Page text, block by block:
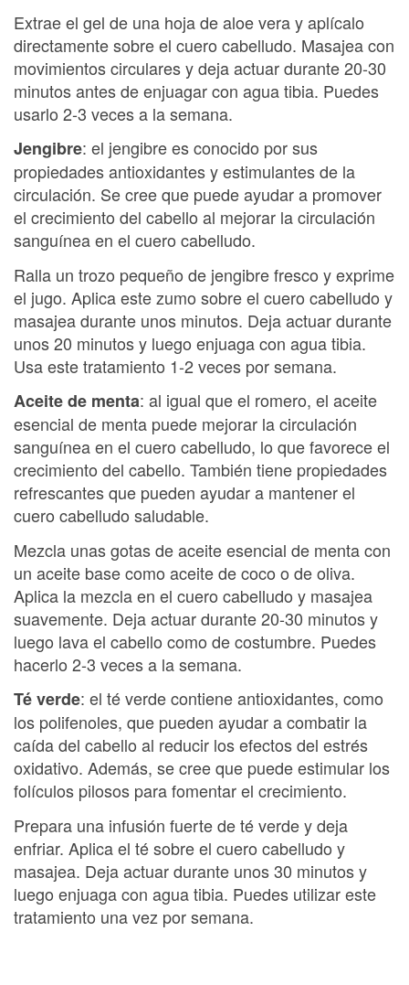
Extrae el gel de una hoja de aloe vera y aplícalo
directamente sobre el cuero cabelludo. Masajea con
movimientos circulares y deja actuar durante 20-30
minutos antes de enjuagar con agua tibia. Puedes
usarlo 2-3 veces a la semana.
Jengibre: el jengibre es conocido por sus
propiedades antioxidantes y estimulantes de la
circulación. Se cree que puede ayudar a promover
el crecimiento del cabello al mejorar la circulación
sanguínea en el cuero cabelludo.
Ralla un trozo pequeño de jengibre fresco y exprime
el jugo. Aplica este zumo sobre el cuero cabelludo y
masajea durante unos minutos. Deja actuar durante
unos 20 minutos y luego enjuaga con agua tibia.
Usa este tratamiento 1-2 veces por semana.
Aceite de menta: al igual que el romero, el aceite
esencial de menta puede mejorar la circulación
sanguínea en el cuero cabelludo, lo que favorece el
crecimiento del cabello. También tiene propiedades
refrescantes que pueden ayudar a mantener el
cuero cabelludo saludable.
Mezcla unas gotas de aceite esencial de menta con
un aceite base como aceite de coco o de oliva.
Aplica la mezcla en el cuero cabelludo y masajea
suavemente. Deja actuar durante 20-30 minutos y
luego lava el cabello como de costumbre. Puedes
hacerlo 2-3 veces a la semana.
Té verde: el té verde contiene antioxidantes, como
los polifenoles, que pueden ayudar a combatir la
caída del cabello al reducir los efectos del estrés
oxidativo. Además, se cree que puede estimular los
folículos pilosos para fomentar el crecimiento.
Prepara una infusión fuerte de té verde y deja
enfriar. Aplica el té sobre el cuero cabelludo y
masajea. Deja actuar durante unos 30 minutos y
luego enjuaga con agua tibia. Puedes utilizar este
tratamiento una vez por semana.